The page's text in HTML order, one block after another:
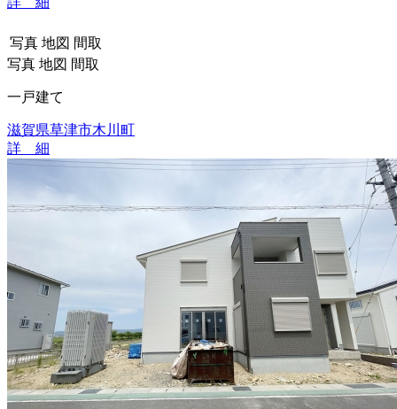
写真 地図 間取
写真 地図 間取
一戸建て
滋賀県草津市木川町
詳 細